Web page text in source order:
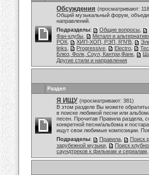
Обсуждения (просматривают:
Общий музыкальный форум,
направлений.
Подразделы: Общие вопросы
Фан-клубы
Металл и
РОК
ХИП-ХОП, РЭП, R'N'B
links
Progressive Electro
Блюз, Фолк, Соул, Кантри,Фанк
Другие стили и направления
Раздел
Я ИЩУ (просматривают: 381)
В этом разделе Вы можете
в поиске любимой песни или
песен. Прочитав Правила раздела,
конкретной песни/альбома и
ищут свои любимые композиции.
Подразделы: Правила Поиск
зарубежной музыки
Поиск
саундтреков к фильмам и сериалам